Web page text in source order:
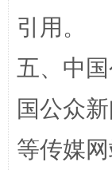
扯下
引用。
五、中
国公众
等传媒